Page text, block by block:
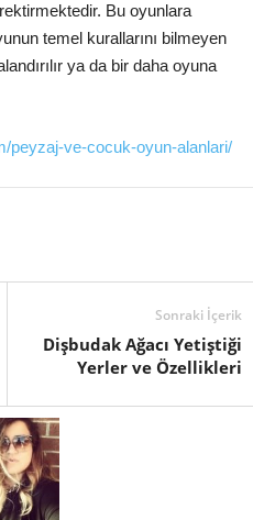
Bu oyunlara
temel kurallarını bilmeyen
ya da bir daha oyuna
peyzaj-ve-cocuk-oyun-alanlari/
Sonraki İçerik
Dişbudak Ağacı Yetiştiği
Yerler ve Özellikleri